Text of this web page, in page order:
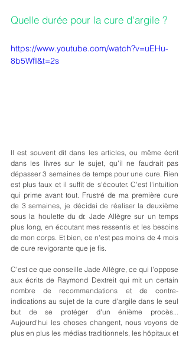
Quelle durée pour la cure d'argile ?
https://www.youtube.com/watch?v=uEHu-
8b5WfI&t=2s
Il est souvent dit dans les articles, ou même écrit
dans les livres sur le sujet, qu'il ne faudrait pas
dépasser 3 semaines de temps pour une cure. Rien
est plus faux et il suffit de s'écouter. C'est l'intuition
qui prime avant tout. Frustré de ma première cure
de 3 semaines, je décidai de réaliser la deuxième
sous la houlette du dr. Jade Allègre sur un temps
plus long, en écoutant mes ressentis et les besoins
de mon corps. Et bien, ce n'est pas moins de 4 mois
de cure revigorante que je fis.
C'est ce que conseille Jade Allègre, ce qui l'oppose
aux écrits de Raymond Dextreit qui mit un certain
nombre de recommandations et de contre-
indications au sujet de la cure d'argile dans le seul
but de se protéger d'un énième procès...
Aujourd'hui les choses changent, nous voyons de
plus en plus les médias traditionnels, les hôpitaux et